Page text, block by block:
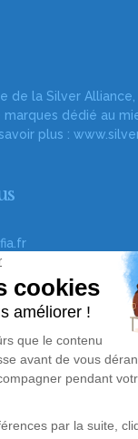
de la Silver Alliance,
dédié au
plus :
erreur